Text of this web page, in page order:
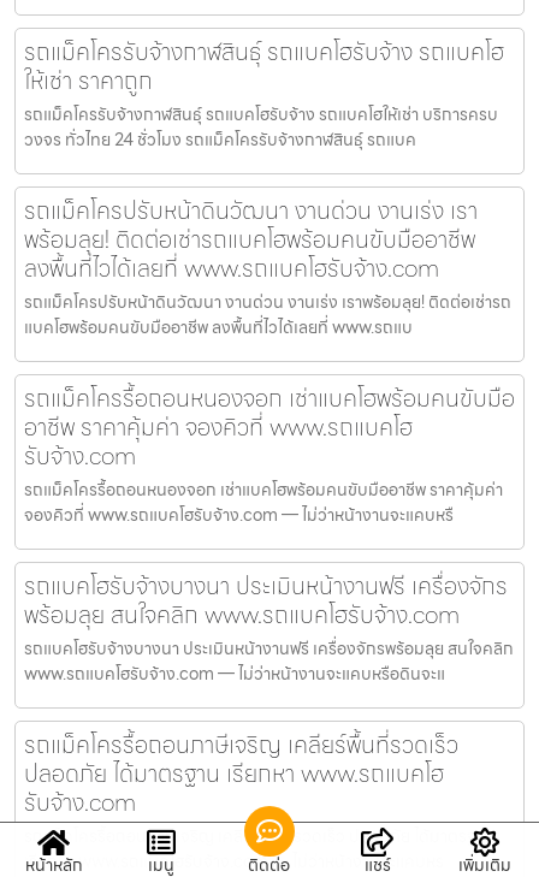
รถแม็คโครรับจ้างกาฬสินธุ์ รถแบคโฮรับจ้าง รถแบคโฮ
ให้เช่า ราคาถูก
รถแม็คโครรับจ้างกาฬสินธุ์ รถแบคโฮรับจ้าง รถแบคโฮให้เช่า บริการครบ
วงจร ทั่วไทย 24 ชั่วโมง รถแม็คโครรับจ้างกาฬสินธุ์ รถแบค
รถแม็คโครปรับหน้าดินวัฒนา งานด่วน งานเร่ง เรา
พร้อมลุย! ติดต่อเช่ารถแบคโฮพร้อมคนขับมืออาชีพ
ลงพื้นที่ไวได้เลยที่ www.รถแบคโฮรับจ้าง.com
รถแม็คโครปรับหน้าดินวัฒนา งานด่วน งานเร่ง เราพร้อมลุย! ติดต่อเช่ารถ
แบคโฮพร้อมคนขับมืออาชีพ ลงพื้นที่ไวได้เลยที่ www.รถแบ
รถแม็คโครรื้อถอนหนองจอก เช่าแบคโฮพร้อมคนขับมือ
อาชีพ ราคาคุ้มค่า จองคิวที่ www.รถแบคโฮ
รับจ้าง.com
รถแม็คโครรื้อถอนหนองจอก เช่าแบคโฮพร้อมคนขับมืออาชีพ ราคาคุ้มค่า
จองคิวที่ www.รถแบคโฮรับจ้าง.com — ไม่ว่าหน้างานจะแคบหรื
รถแบคโฮรับจ้างบางนา ประเมินหน้างานฟรี เครื่องจักร
พร้อมลุย สนใจคลิก www.รถแบคโฮรับจ้าง.com
รถแบคโฮรับจ้างบางนา ประเมินหน้างานฟรี เครื่องจักรพร้อมลุย สนใจคลิก
www.รถแบคโฮรับจ้าง.com — ไม่ว่าหน้างานจะแคบหรือดินจะแ
รถแม็คโครรื้อถอนภาษีเจริญ เคลียร์พื้นที่รวดเร็ว
ปลอดภัย ได้มาตรฐาน เรียกหา www.รถแบคโฮ
รับจ้าง.com
รถแม็คโครรื้อถอนภาษีเจริญ เคลียร์พื้นที่รวดเร็ว ปลอดภัย ได้มาตรฐาน
เรียกหา www.รถแบคโฮรับจ้าง.com — ไม่ว่าหน้างานจะแคบหร
หน้าหลัก เมนู ติดต่อ แชร์ เพิ่มเติม